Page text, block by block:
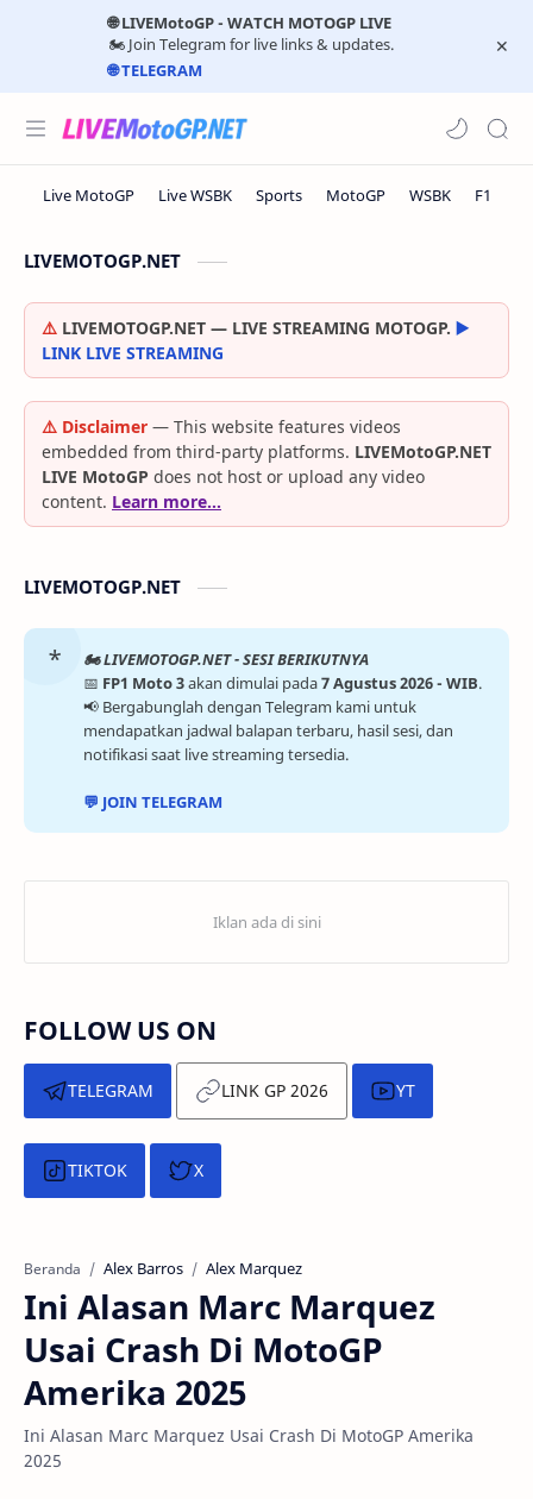
🌐 LIVEMotoGP - WATCH MOTOGP LIVE
🏍️ Join Telegram for live links & updates.
🌐 TELEGRAM
LIVEMOTOGP.NET
⚠️ LIVEMOTOGP.NET — LIVE STREAMING MOTOGP. ▶️
LINK LIVE STREAMING
⚠️ Disclaimer — This website features videos
embedded from third-party platforms. LIVEMotoGP.NET
LIVE MotoGP does not host or upload any video
content. Learn more…
LIVEMOTOGP.NET
🏍️ LIVEMOTOGP.NET - SESI BERIKUTNYA
📅 FP1 Moto 3akan dimulai pada7 Agustus 2026 - WIB.
📢 Bergabunglah dengan Telegram kami untuk
mendapatkan jadwal balapan terbaru, hasil sesi, dan
notifikasi saat live streaming tersedia.
💬 JOIN TELEGRAM
FOLLOW US ON
TELEGRAM LINK GP 2026 YT
TIKTOK X
Beranda Alex Barros Alex Marquez
Ini Alasan Marc Marquez
Usai Crash Di MotoGP
Amerika 2025
Ini Alasan Marc Marquez Usai Crash Di MotoGP Amerika
2025